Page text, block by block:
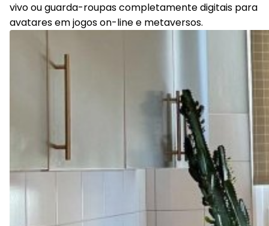
vivo ou guarda-roupas completamente digitais para
avatares em jogos on-line e metaversos.